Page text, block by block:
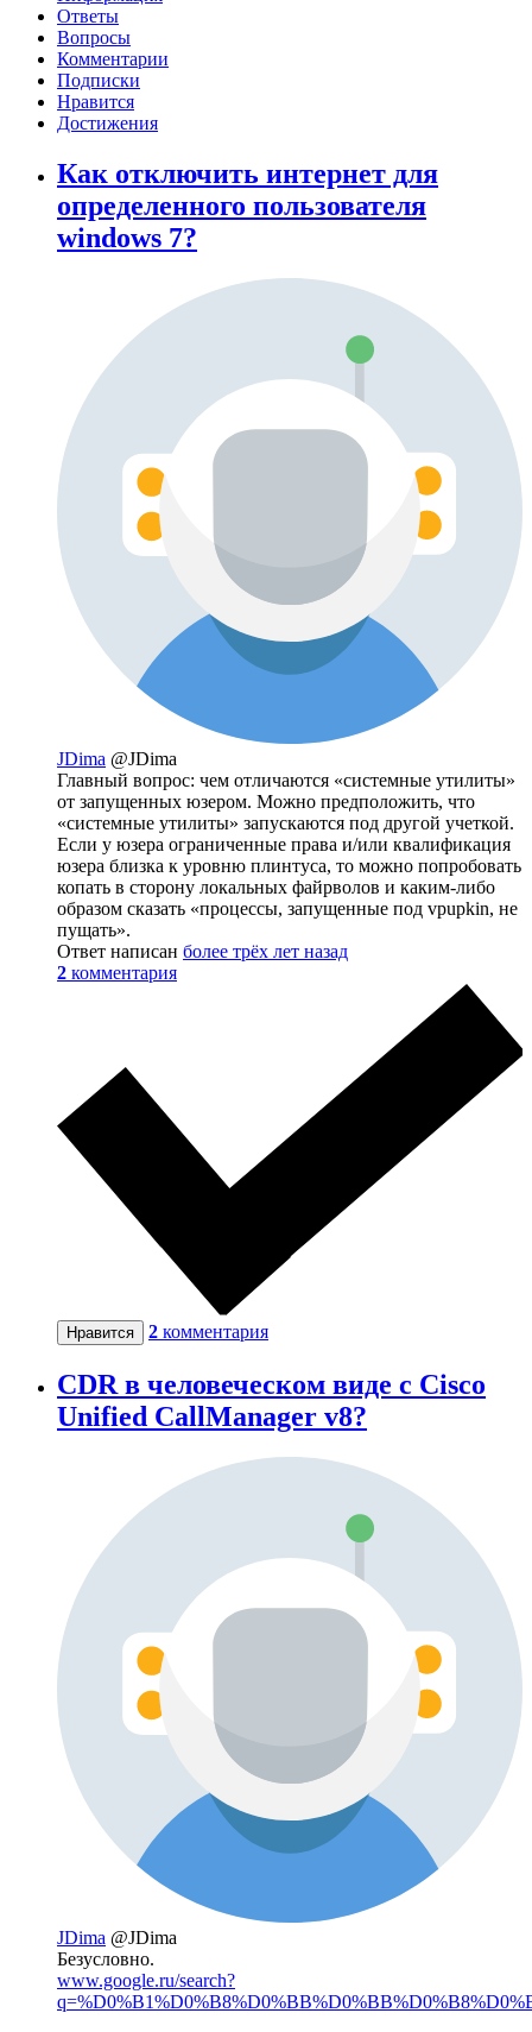
Ответы
Вопросы
Комментарии
Подписки
Нравится
Достижения
Как отключить интернет для
определенного пользователя
windows 7?
JDima @JDima
Главный вопрос: чем отличаются «системные утилиты»
от запущенных юзером. Можно предположить, что
«системные утилиты» запускаются под другой учеткой.
Если у юзера ограниченные права и/или квалификация
юзера близка к уровню плинтуса, то можно попробовать
копать в сторону локальных файрволов и каким-либо
образом сказать «процессы, запущенные под vpupkin, не
пущать».
Ответ написан более трёх лет назад
2 комментария
Нравится 2 комментария
CDR в человеческом виде с Cisco
Unified CallManager v8?
JDima @JDima
Безусловно.
www.google.ru/search?